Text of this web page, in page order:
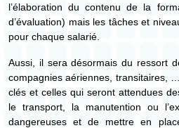
l’élaboration du contenu de la
d’évaluation) mais les tâches et
pour chaque salarié.
Aussi, il sera désormais du ressort
compagnies aériennes, transitaires,
clés et celles qui seront attendues
le transport, la manutention ou
dangereuses et de mettre en